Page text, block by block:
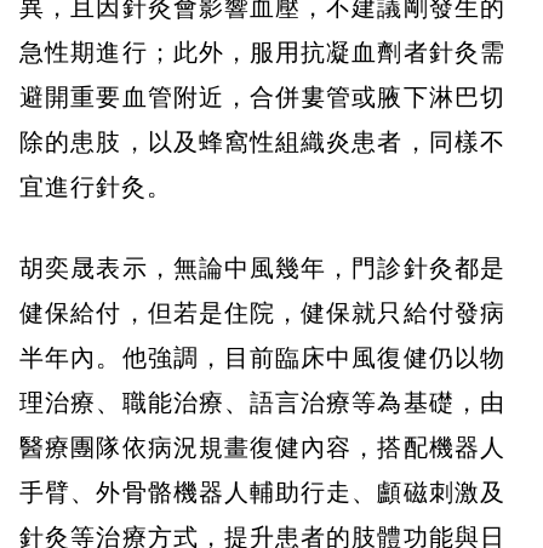
異，且因針灸會影響血壓，不建議剛發生的
急性期進行；此外，服用抗凝血劑者針灸需
避開重要血管附近，合併婁管或腋下淋巴切
除的患肢，以及蜂窩性組織炎患者，同樣不
宜進行針灸。
胡奕晟表示，無論中風幾年，門診針灸都是
健保給付，但若是住院，健保就只給付發病
半年內。他強調，目前臨床中風復健仍以物
理治療、職能治療、語言治療等為基礎，由
醫療團隊依病況規畫復健內容，搭配機器人
手臂、外骨骼機器人輔助行走、顱磁刺激及
針灸等治療方式，提升患者的肢體功能與日